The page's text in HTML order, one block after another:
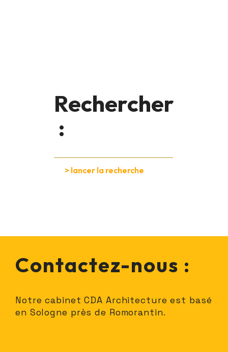
Rechercher
:
Contactez-nous :
Notre cabinet CDA Architecture est basé
en Sologne près de Romorantin.